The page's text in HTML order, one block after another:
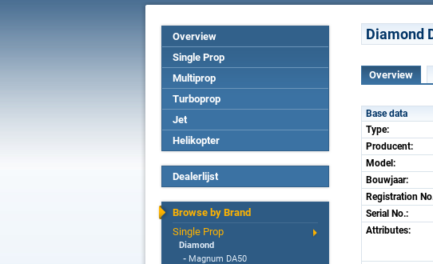
Overview
Single Prop
Multiprop
Turboprop
Jet
Helikopter
Dealerlijst
Browse by Brand
Single Prop
Diamond
- Magnum DA50
Diamond
Overview
Base data
Type:
Producent:
Model:
Bouwjaar:
Registration
Serial No.:
Attributes: